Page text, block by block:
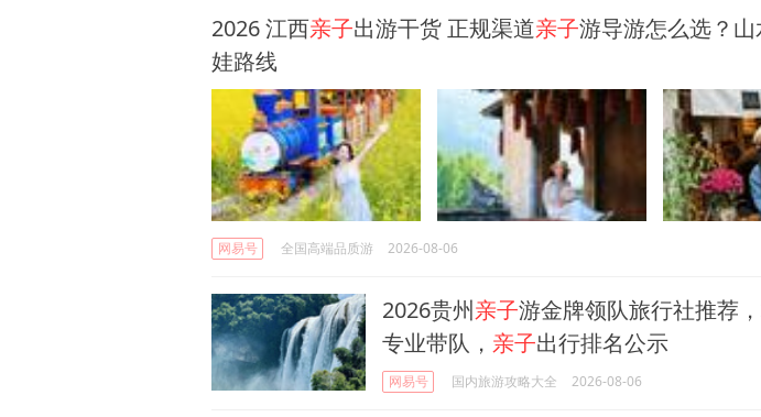
2026 江西亲子出游干货 正规渠道亲子游导游怎么选？
娃路线
网易号 全国高端品质游 2026-08-06
2026贵州亲子游金牌领队旅行社推荐
专业带队， 亲子出行排名公示
网易号 国内旅游攻略大全 2026-08-06